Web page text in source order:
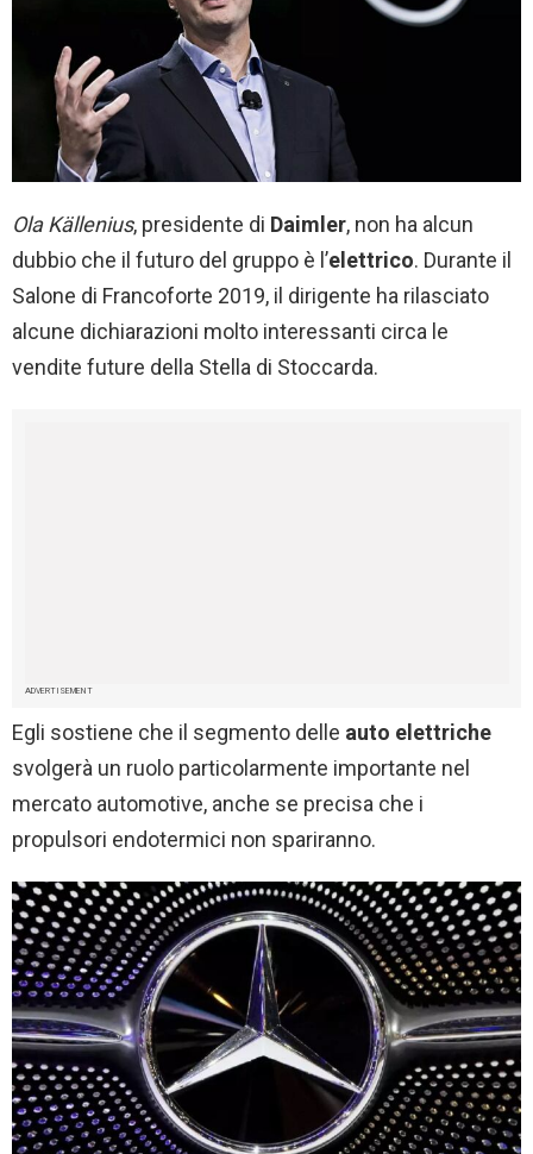
Ola Källenius, presidente di Daimler, non ha alcun
dubbio che il futuro del gruppo è l’elettrico. Durante il
Salone di Francoforte 2019, il dirigente ha rilasciato
alcune dichiarazioni molto interessanti circa le
vendite future della Stella di Stoccarda.
ADVERTISEMENT
Egli sostiene che il segmento delle auto elettriche
svolgerà un ruolo particolarmente importante nel
mercato automotive, anche se precisa che i
propulsori endotermici non spariranno.